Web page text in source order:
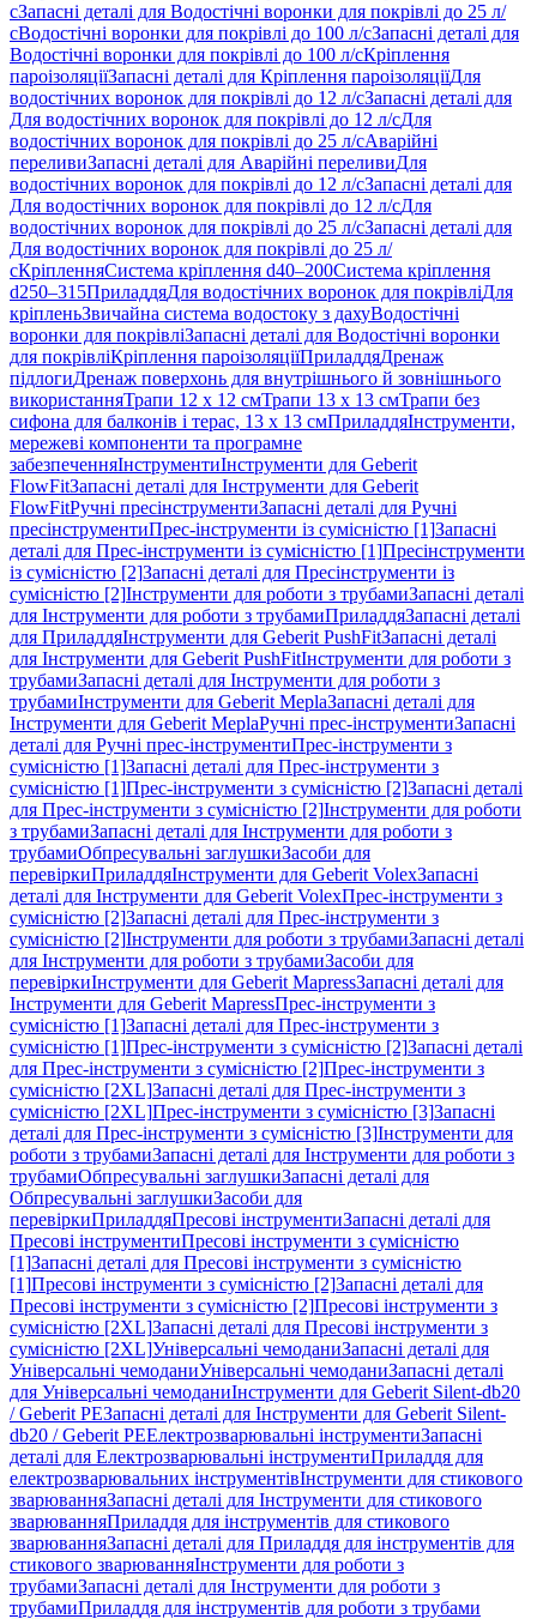
сЗапасні деталі для Водостічні воронки для покрівлі до 25 л/
сВодостічні воронки для покрівлі до 100 л/сЗапасні деталі для
Водостічні воронки для покрівлі до 100 л/сКріплення
пароізоляціїЗапасні деталі для Кріплення пароізоляціїДля
водостічних воронок для покрівлі до 12 л/сЗапасні деталі для
Для водостічних воронок для покрівлі до 12 л/сДля
водостічних воронок для покрівлі до 25 л/сАварійні
переливиЗапасні деталі для Аварійні переливиДля
водостічних воронок для покрівлі до 12 л/сЗапасні деталі для
Для водостічних воронок для покрівлі до 12 л/сДля
водостічних воронок для покрівлі до 25 л/сЗапасні деталі для
Для водостічних воронок для покрівлі до 25 л/
сКріпленняСистема кріплення d40–200Система кріплення
d250–315ПриладдяДля водостічних воронок для покрівліДля
кріпленьЗвичайна система водостоку з дахуВодостічні
воронки для покрівліЗапасні деталі для Водостічні воронки
для покрівліКріплення пароізоляціїПриладдяДренаж
підлогиДренаж поверхонь для внутрішнього й зовнішнього
використанняТрапи 12 x 12 смТрапи 13 x 13 смТрапи без
сифона для балконів і терас, 13 x 13 смПриладдяІнструменти,
мережеві компоненти та програмне
забезпеченняІнструментиІнструменти для Geberit
FlowFitЗапасні деталі для Інструменти для Geberit
FlowFitРучні пресінструментиЗапасні деталі для Ручні
пресінструментиПрес-інструменти із сумісністю [1]Запасні
деталі для Прес-інструменти із сумісністю [1]Пресінструменти
із сумісністю [2]Запасні деталі для Пресінструменти із
сумісністю [2]Інструменти для роботи з трубамиЗапасні деталі
для Інструменти для роботи з трубамиПриладдяЗапасні деталі
для ПриладдяІнструменти для Geberit PushFitЗапасні деталі
для Інструменти для Geberit PushFitІнструменти для роботи з
трубамиЗапасні деталі для Інструменти для роботи з
трубамиІнструменти для Geberit MeplaЗапасні деталі для
Інструменти для Geberit MeplaРучні прес-інструментиЗапасні
деталі для Ручні прес-інструментиПрес-інструменти з
сумісністю [1]Запасні деталі для Прес-інструменти з
сумісністю [1]Прес-інструменти з сумісністю [2]Запасні деталі
для Прес-інструменти з сумісністю [2]Інструменти для роботи
з трубамиЗапасні деталі для Інструменти для роботи з
трубамиОбпресувальні заглушкиЗасоби для
перевіркиПриладдяІнструменти для Geberit VolexЗапасні
деталі для Інструменти для Geberit VolexПрес-інструменти з
сумісністю [2]Запасні деталі для Прес-інструменти з
сумісністю [2]Інструменти для роботи з трубамиЗапасні деталі
для Інструменти для роботи з трубамиЗасоби для
перевіркиІнструменти для Geberit MapressЗапасні деталі для
Інструменти для Geberit MapressПрес-інструменти з
сумісністю [1]Запасні деталі для Прес-інструменти з
сумісністю [1]Прес-інструменти з сумісністю [2]Запасні деталі
для Прес-інструменти з сумісністю [2]Прес-інструменти з
сумісністю [2XL]Запасні деталі для Прес-інструменти з
сумісністю [2XL]Прес-інструменти з сумісністю [3]Запасні
деталі для Прес-інструменти з сумісністю [3]Інструменти для
роботи з трубамиЗапасні деталі для Інструменти для роботи з
трубамиОбпресувальні заглушкиЗапасні деталі для
Обпресувальні заглушкиЗасоби для
перевіркиПриладдяПресові інструментиЗапасні деталі для
Пресові інструментиПресові інструменти з сумісністю
[1]Запасні деталі для Пресові інструменти з сумісністю
[1]Пресові інструменти з сумісністю [2]Запасні деталі для
Пресові інструменти з сумісністю [2]Пресові інструменти з
сумісністю [2XL]Запасні деталі для Пресові інструменти з
сумісністю [2XL]Універсальні чемоданиЗапасні деталі для
Універсальні чемоданиУніверсальні чемоданиЗапасні деталі
для Універсальні чемоданиІнструменти для Geberit Silent-db20
/ Geberit PEЗапасні деталі для Інструменти для Geberit Silent-
db20 / Geberit PEЕлектрозварювальні інструментиЗапасні
деталі для Електрозварювальні інструментиПриладдя для
електрозварювальних інструментівІнструменти для стикового
зварюванняЗапасні деталі для Інструменти для стикового
зварюванняПриладдя для інструментів для стикового
зварюванняЗапасні деталі для Приладдя для інструментів для
стикового зварюванняІнструменти для роботи з
трубамиЗапасні деталі для Інструменти для роботи з
трубамиПриладдя для інструментів для роботи з трубами